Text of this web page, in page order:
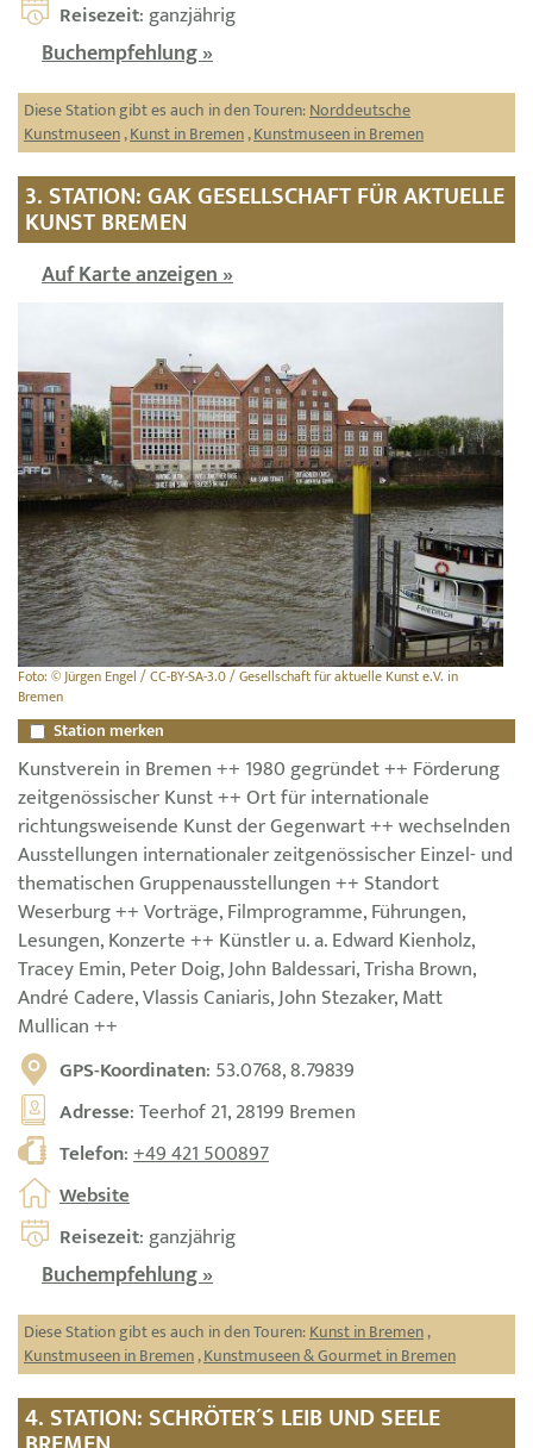
Reisezeit: ganzjährig
Buchempfehlung »
Diese Station gibt es auch in den Touren:Norddeutsche
Kunstmuseen,Kunst in Bremen,Kunstmuseen in Bremen
3. STATION: GAK GESELLSCHAFT FÜR AKTUELLE
KUNST BREMEN
Auf Karte anzeigen »
Foto: © Jürgen Engel / CC-BY-SA-3.0 / Gesellschaft für aktuelle Kunst e.V. in
Bremen
Station merken
Kunstverein in Bremen ++ 1980 gegründet ++ Förderung
zeitgenössischer Kunst ++ Ort für internationale
richtungsweisende Kunst der Gegenwart ++ wechselnden
Ausstellungen internationaler zeitgenössischer Einzel- und
thematischen Gruppenausstellungen ++ Standort
Weserburg ++ Vorträge, Filmprogramme, Führungen,
Lesungen, Konzerte ++ Künstler u. a. Edward Kienholz,
Tracey Emin, Peter Doig, John Baldessari, Trisha Brown,
André Cadere, Vlassis Caniaris, John Stezaker, Matt
Mullican ++
GPS-Koordinaten: 53.0768, 8.79839
Adresse: Teerhof 21, 28199 Bremen
Telefon:+49 421 500897
Website
Reisezeit: ganzjährig
Buchempfehlung »
Diese Station gibt es auch in den Touren:Kunst in Bremen,
Kunstmuseen in Bremen,Kunstmuseen & Gourmet in Bremen
4. STATION: SCHRÖTER´S LEIB UND SEELE